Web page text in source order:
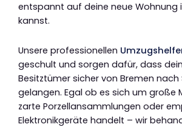
entspannt auf deine neue Wohnung
kannst.
Unsere professionellen
geschult und sorgen dafür, dass
Besitztümer sicher von Bremen nach
gelangen. Egal ob es sich um große
zarte Porzellansammlungen oder
Elektronikgeräte handelt – wir